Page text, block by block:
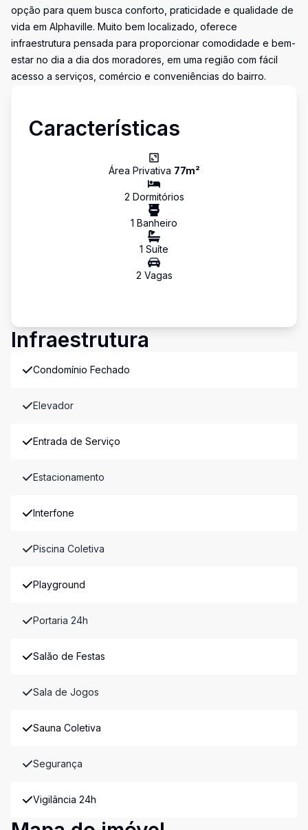
opção para quem busca conforto, praticidade e qualidade de
vida em Alphaville. Muito bem localizado, oferece
infraestrutura pensada para proporcionar comodidade e bem-
estar no dia a dia dos moradores, em uma região com fácil
acesso a serviços, comércio e conveniências do bairro.
Características
Área Privativa 77m²
2 Dormitórios
1 Banheiro
1 Suíte
2 Vagas
Infraestrutura
Condomínio Fechado
Elevador
Entrada de Serviço
Estacionamento
Interfone
Piscina Coletiva
Playground
Portaria 24h
Salão de Festas
Sala de Jogos
Sauna Coletiva
Segurança
Vigilância 24h